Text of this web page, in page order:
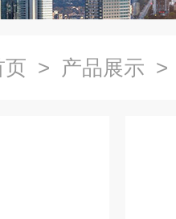
页 > 产品展示